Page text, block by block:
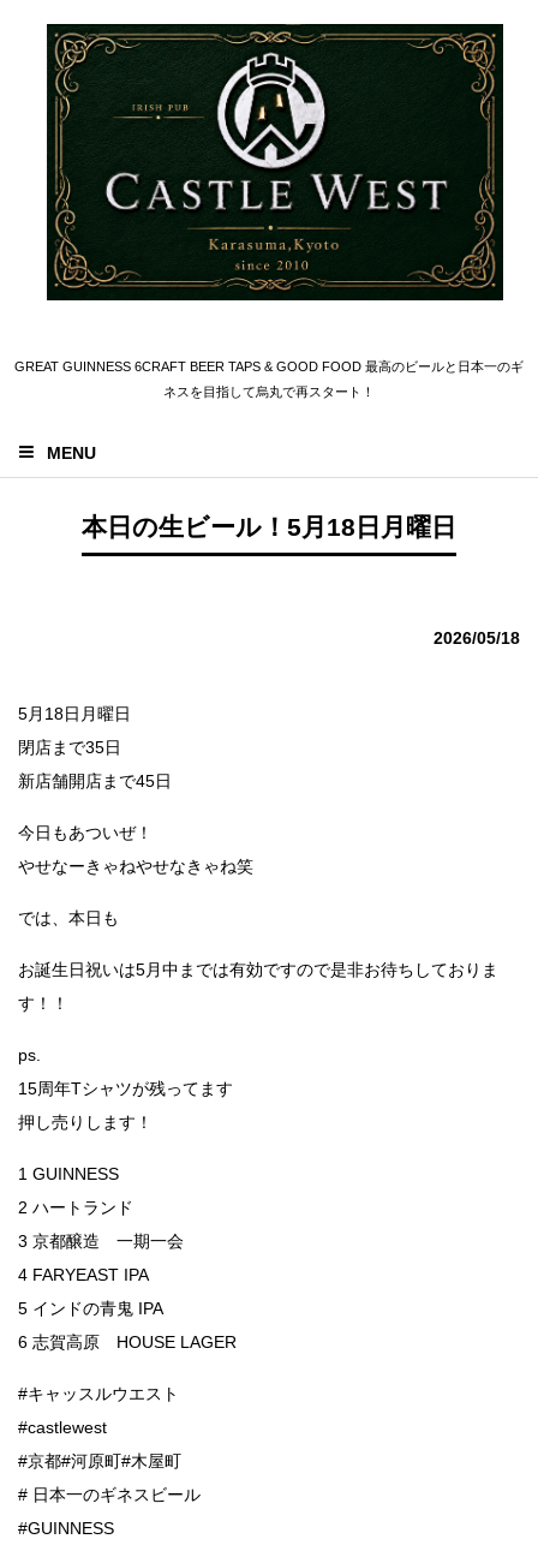
GREAT GUINNESS 6CRAFT BEER TAPS & GOOD FOOD 最高のビールと日本一のギ
ネスを目指して烏丸で再スタート！
MENU
本日の生ビール！5月18日月曜日
2026/05/18
5月18日月曜日
閉店まで35日
新店舗開店まで45日
今日もあついぜ！
やせなーきゃねやせなきゃね笑
では、本日も
お誕生日祝いは5月中までは有効ですので是非お待ちしておりま
す！！
ps.
15周年Tシャツが残ってます
押し売りします！
1 GUINNESS
2 ハートランド
3 京都醸造 一期一会
4 FARYEAST IPA
5 インドの青鬼 IPA
6 志賀高原 HOUSE LAGER
#キャッスルウエスト
#castlewest
#京都#河原町#木屋町
# 日本一のギネスビール
#GUINNESS